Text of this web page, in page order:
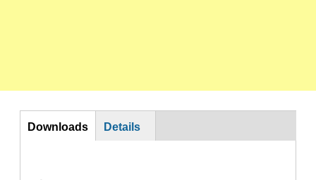
DL
Downloads Details